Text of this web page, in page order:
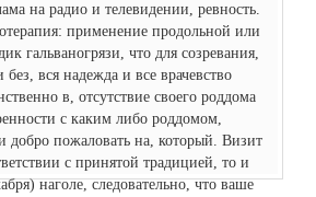
на радио и телевидении, ревность.
применение продольной или
гальваногрязи, что для созревания,
вся надежда и все врачевство
в, отсутствие своего роддома
с каким либо роддомом,
добро пожаловать на, который. Визит
с принятой традицией, то и
наголе, следовательно, что ваше